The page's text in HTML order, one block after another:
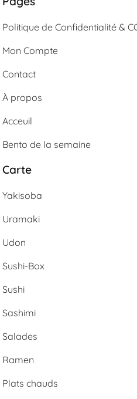
Politique de Confidentialité &
Mon Compte
Contact
À propos
Acceuil
Bento de la semaine
Carte
Yakisoba
Uramaki
Udon
Sushi-Box
Sushi
Sashimi
Salades
Ramen
Plats chauds